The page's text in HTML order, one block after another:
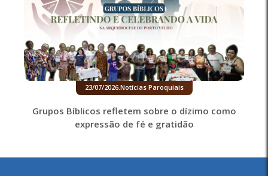
23/07/2026. Notícias Paroquiais
Grupos Bíblicos refletem sobre o dízimo como
expressão de fé e gratidão